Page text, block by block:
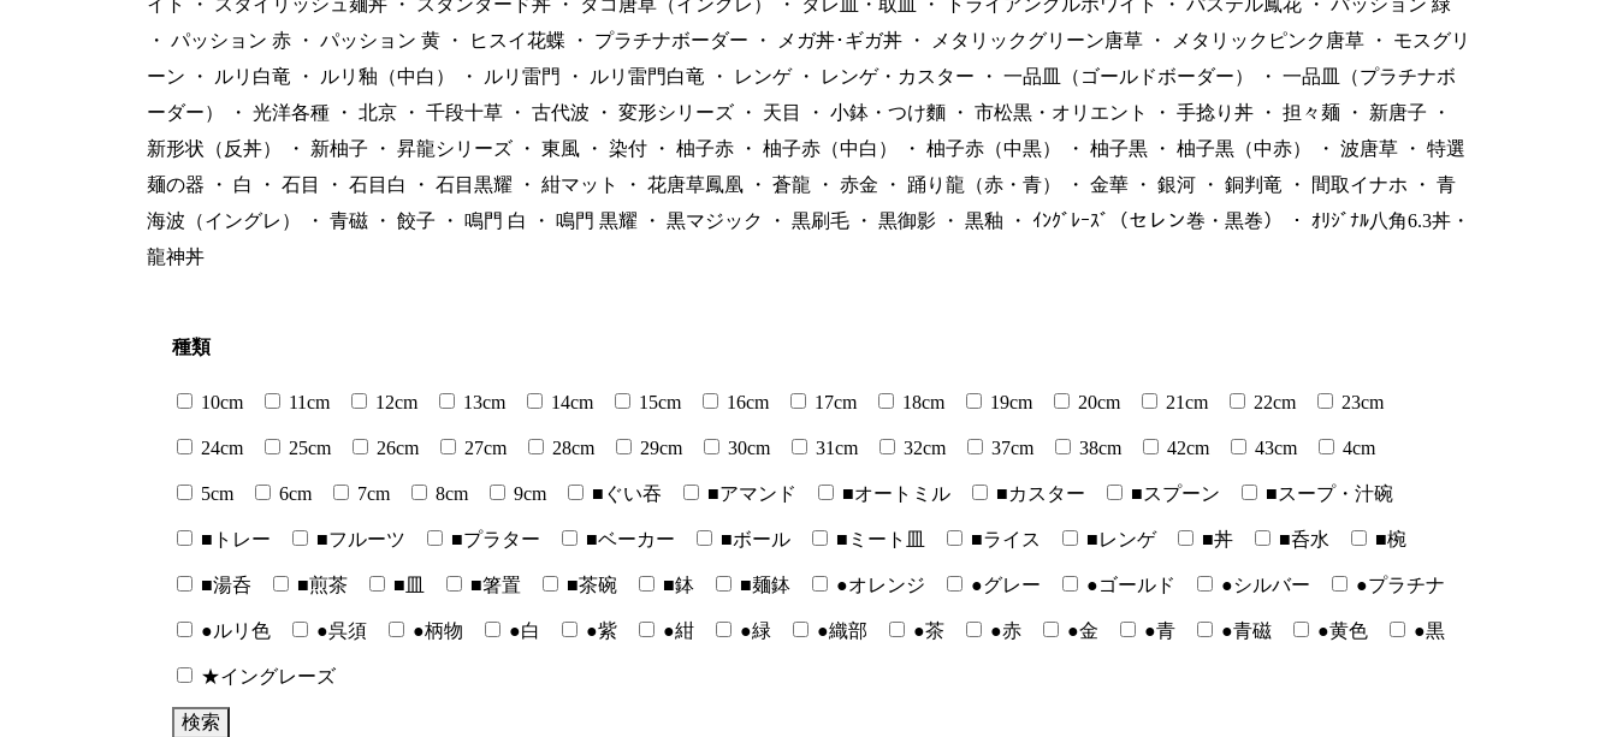
・ パッション 赤 ・ パッション 黄 ・ ヒスイ花蝶 ・ プラチナボーダー ・ メガ丼･ギガ丼 ・ メタリックグリーン唐草 ・ メタリックピンク唐草 ・
モスグリ
ーン
・ ルリ白竜 ・ ルリ釉（中白） ・ ルリ雷門 ・ ルリ雷門白竜 ・ レンゲ ・ レンゲ・カスター ・ 一品皿（ゴールドボーダー） ・ 一品皿（プラチナボ
ーダー）
・ 光洋各種 ・ 北京 ・ 千段十草 ・ 古代波 ・ 変形シリーズ ・ 天目 ・ 小鉢・つけ麵 ・ 市松黒・オリエント ・ 手捻り丼 ・ 担々麺 ・ 新唐子
・
新形状（反丼）
・ 新柚子 ・ 昇龍シリーズ ・ 東風 ・ 染付 ・ 柚子赤 ・ 柚子赤（中白） ・ 柚子赤（中黒） ・ 柚子黒 ・ 柚子黒（中赤） ・ 波唐草 ・ 特選
麺の器
・ 白 ・ 石目 ・ 石目白 ・ 石目黒耀 ・ 紺マット ・ 花唐草鳳凰 ・ 蒼龍 ・ 赤金 ・ 踊り龍（赤・青） ・ 金華 ・ 銀河 ・ 銅判竜 ・ 間取イナホ ・ 青
海波（イングレ）
・ 青磁 ・ 餃子 ・ 鳴門 白 ・ 鳴門 黒耀 ・ 黒マジック ・ 黒刷毛 ・ 黒御影 ・ 黒釉 ・ ｲﾝｸﾞﾚｰｽﾞ（セレン巻・黒巻） ・
ｵﾘｼﾞﾅﾙ八角6.3丼・
龍神丼
種類
10cm 11cm 12cm 13cm 14cm 15cm 16cm 17cm 18cm 19cm 20cm 21cm 22cm 23cm
24cm 25cm 26cm 27cm 28cm 29cm 30cm 31cm 32cm 37cm 38cm 42cm 43cm 4cm
5cm 6cm 7cm 8cm 9cm ■ぐい吞 ■アマンド ■オートミル ■カスター ■スプーン ■スープ・汁碗
■トレー ■フルーツ ■プラター ■ベーカー ■ボール ■ミート皿 ■ライス ■レンゲ ■丼 ■呑水 ■椀
■湯呑 ■煎茶 ■皿 ■箸置 ■茶碗 ■鉢 ■麺鉢 ●オレンジ ●グレー ●ゴールド ●シルバー ●プラチナ
●ルリ色 ●呉須 ●柄物 ●白 ●紫 ●紺 ●緑 ●織部 ●茶 ●赤 ●金 ●青 ●青磁 ●黄色 ●黒
★イングレーズ